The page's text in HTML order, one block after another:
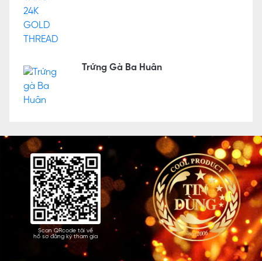
Trứng Gà Ba Huân
Scan QRcode tải về
hồ sơ đăng ký tham gia